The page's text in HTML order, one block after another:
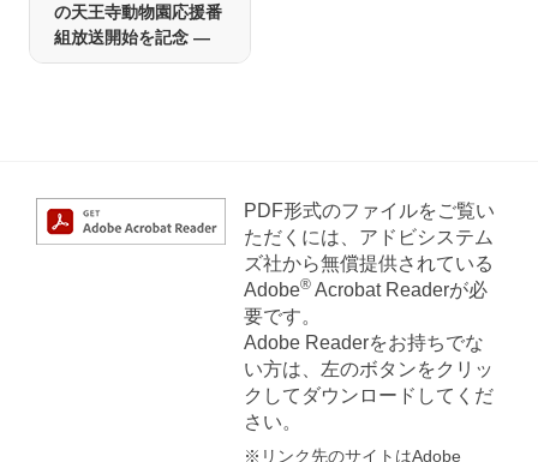
の天王寺動物園応援番
組放送開始を記念 ―
PDF形式のファイルをご覧い
ただくには、アドビシステム
ズ社から無償提供されている
Adobe®Acrobat Readerが必
要です。
Adobe Readerをお持ちでな
い方は、左のボタンをクリッ
クしてダウンロードしてくだ
さい。
※リンク先のサイトはAdobe